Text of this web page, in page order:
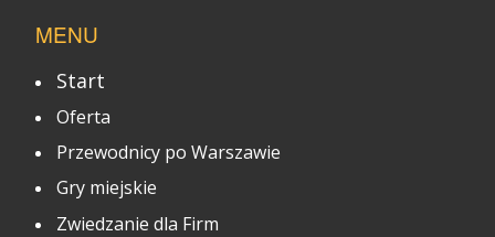
MENU
Start
Oferta
Przewodnicy po Warszawie
Gry miejskie
Zwiedzanie dla Firm